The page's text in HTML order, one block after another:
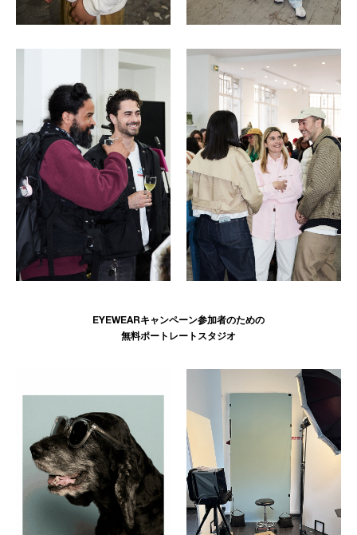
EYEWEARキャンペーン参加者のための
無料ポートレートスタジオ